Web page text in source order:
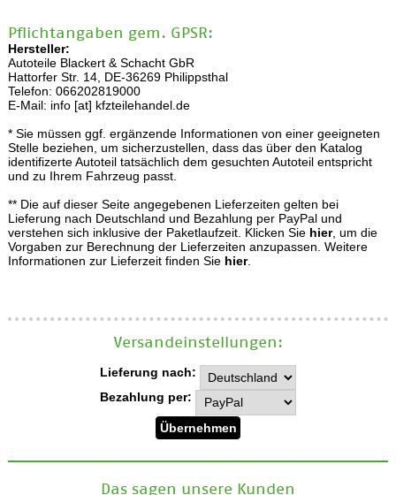
Pflichtangaben gem. GPSR:
Hersteller:
Autoteile Blackert & Schacht GbR
Hattorfer Str. 14, DE-36269 Philippsthal
Telefon: 066202819000
E-Mail: info [at] kfzteilehandel.de
* Sie müssen ggf. ergänzende Informationen von einer geeigneten
Stelle beziehen, um sicherzustellen, dass das über den Katalog
identifizerte Autoteil tatsächlich dem gesuchten Autoteil entspricht
und zu Ihrem Fahrzeug passt.
** Die auf dieser Seite angegebenen Lieferzeiten gelten bei
Lieferung nach Deutschland und Bezahlung per PayPal und
verstehen sich inklusive der Paketlaufzeit. Klicken Sie hier, um die
Vorgaben zur Berechnung der Lieferzeiten anzupassen. Weitere
Informationen zur Lieferzeit finden Sie hier.
Versand­einstellungen:
Lieferung nach:
Bezahlung per:
Das sagen unsere Kunden